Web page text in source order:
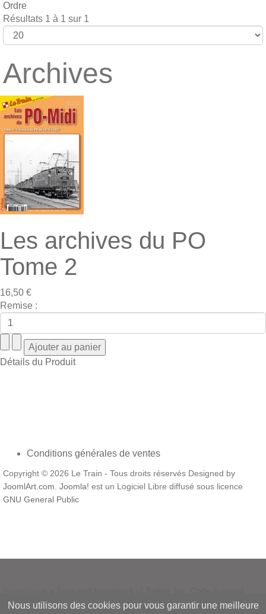
Ordre
Résultats 1 à 1 sur 1
Archives
Les archives du PO
Tome 2
16,50 €
Remise :
Détails du Produit
Conditions générales de ventes
Copyright © 2026 Le Train - Tous droits réservés Designed by
JoomlArt.com. Joomla! est un Logiciel Libre diffusé sous licence
GNU General Public
underMIT License.
Nous utilisons des cookies pour vous garantir une meilleure